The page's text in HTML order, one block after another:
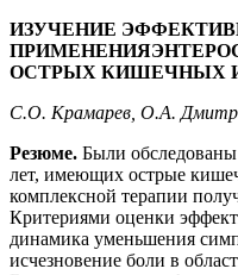
ИЗУЧЕНИЕ
ПРИМЕНЕНИЯ
ОСТРЫХ КИШЕЧНЫХ
С.О. Крамарев, О.А.
Резюме. Были обследованы
лет, имеющих острые
комплексной терапии
Критериями оценки
динамика уменьшения
исчезновение боли в